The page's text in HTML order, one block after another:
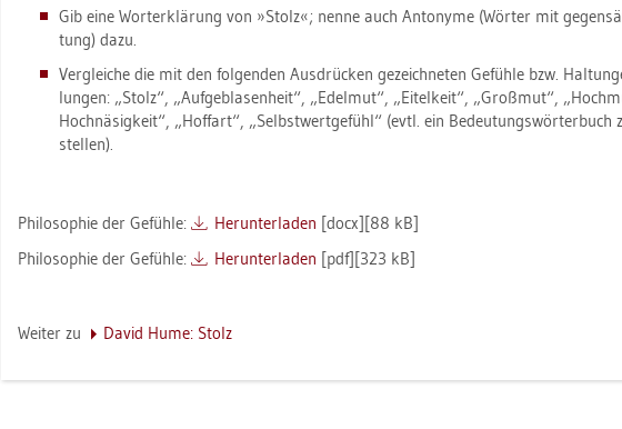
Gib eine Wort­er­klä­rung von »Stolz«; nenne auch An­t­ony­me (Wör­ter mit
tung) dazu.
Ver­glei­che die mit den fol­gen­den Aus­drü­cken ge­zeich­ne­ten Ge­füh­le bzw.
lun­gen: „Stolz“, „Auf­ge­bla­sen­heit“, „Edel­mut“, „Ei­tel­keit“, „Groß­mut“,
Hoch­nä­sig­keit“, „Hof­fart“, „Selbst­wert­ge­fühl“ (evtl. ein Be­deu­tungs­wör­ter­buch
stel­len).
Phi­lo­so­phie der Ge­füh­le: Her­un­ter­la­den [docx][88 kB]
Phi­lo­so­phie der Ge­füh­le:
Her­un­ter­la­den [pdf][323 kB]
Wei­ter zu David Hume: Stolz